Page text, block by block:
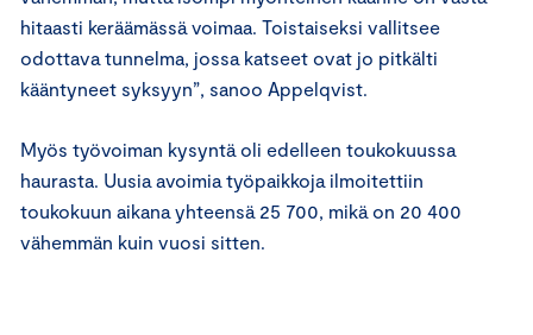
hitaasti keräämässä voimaa. Toistaiseksi vallitsee
odottava tunnelma, jossa katseet ovat jo pitkälti
kääntyneet syksyyn”, sanoo Appelqvist.
Myös työvoiman kysyntä oli edelleen toukokuussa
haurasta. Uusia avoimia työpaikkoja ilmoitettiin
toukokuun aikana yhteensä 25 700, mikä on 20 400
vähemmän kuin vuosi sitten.